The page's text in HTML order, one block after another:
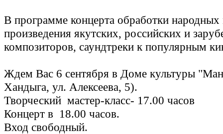
В программе концерта обработки
произведения якутских, российских и
композиторов, саундтреки к популярным
Ждем Вас 6 сентября в Доме культуры
Хандыга, ул. Алексеева, 5).
Творческий мастер-класс- 17.00 часов
Концерт в 18.00 часов.
Вход свободный.